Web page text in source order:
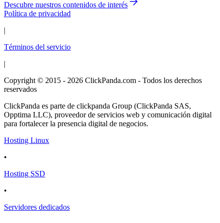
Descubre nuestros contenidos de interés
Política de privacidad
|
Términos del servicio
|
Copyright © 2015 - 2026 ClickPanda.com - Todos los derechos
reservados
ClickPanda es parte de clickpanda Group (ClickPanda SAS,
Opptima LLC), proveedor de servicios web y comunicación digital
para fortalecer la presencia digital de negocios.
Hosting Linux
•
Hosting SSD
•
Servidores dedicados